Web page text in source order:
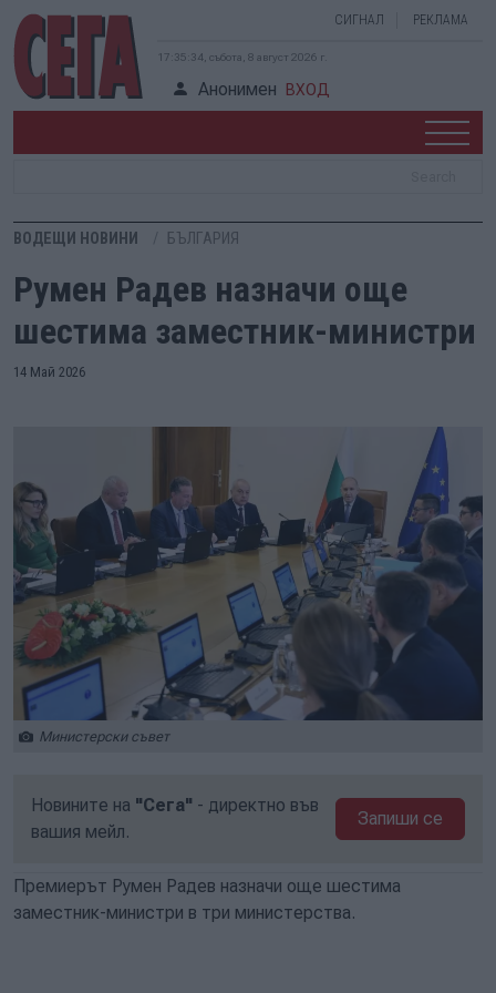
СИГНАЛ РЕКЛАМА
17:35:35, събота, 8 август 2026 г.
Анонимен ВХОД
ВОДЕЩИ НОВИНИ БЪЛГАРИЯ
Румен Радев назначи още
шестима заместник-министри
14 Май 2026
Министерски съвет
Новините на "Сега" - директно във
вашия мейл.
Запиши се
Премиерът Румен Радев назначи още шестима
заместник-министри в три министерства.